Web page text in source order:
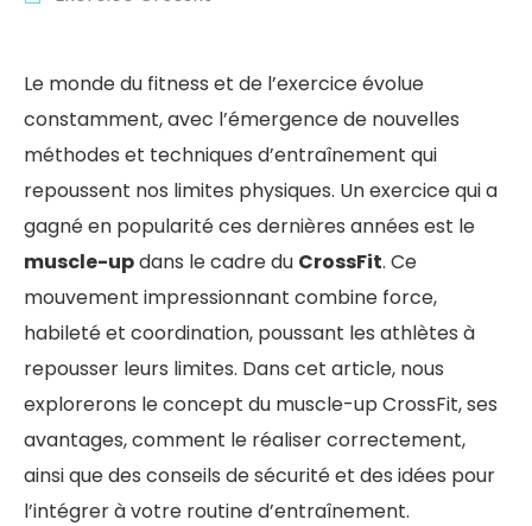
Le monde du fitness et de l’exercice évolue
constamment, avec l’émergence de nouvelles
méthodes et techniques d’entraînement qui
repoussent nos limites physiques. Un exercice qui a
gagné en popularité ces dernières années est le
muscle-updans le cadre du CrossFit. Ce
mouvement impressionnant combine force,
habileté et coordination, poussant les athlètes à
repousser leurs limites. Dans cet article, nous
explorerons le concept du muscle-up CrossFit, ses
avantages, comment le réaliser correctement,
ainsi que des conseils de sécurité et des idées pour
l’intégrer à votre routine d’entraînement.